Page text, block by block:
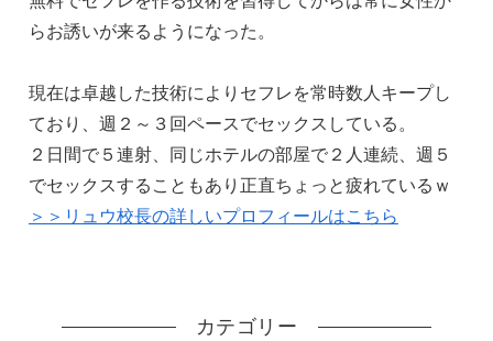
らお誘いが来るようになった。
現在は卓越した技術によりセフレを常時数人キープし
ており、週２～３回ペースでセックスしている。
２日間で５連射、同じホテルの部屋で２人連続、週５
でセックスすることもあり正直ちょっと疲れているｗ
＞＞リュウ校長の詳しいプロフィールはこちら
カテゴリー